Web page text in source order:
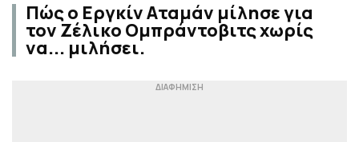
Πώς ο Εργκίν Αταμάν μίλησε για
τον Ζέλικο Ομπράντοβιτς χωρίς
να... μιλήσει.